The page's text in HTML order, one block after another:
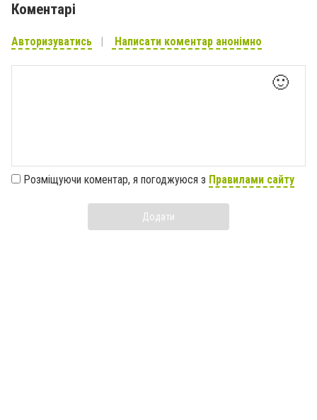
Коментарі
Авторизуватись Написати коментар анонімно
🙂
Розміщуючи коментар, я погоджуюся з Правилами сайту
Додати